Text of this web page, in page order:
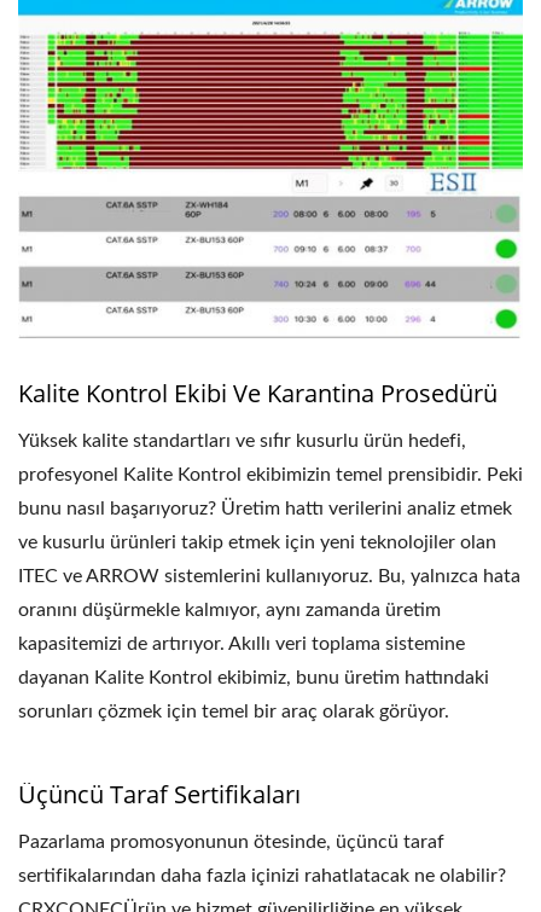
Kalite Kontrol Ekibi Ve Karantina Prosedürü
Yüksek kalite standartları ve sıfır kusurlu ürün hedefi,
profesyonel Kalite Kontrol ekibimizin temel prensibidir. Peki
bunu nasıl başarıyoruz? Üretim hattı verilerini analiz etmek
ve kusurlu ürünleri takip etmek için yeni teknolojiler olan
ITEC ve ARROW sistemlerini kullanıyoruz. Bu, yalnızca hata
oranını düşürmekle kalmıyor, aynı zamanda üretim
kapasitemizi de artırıyor. Akıllı veri toplama sistemine
dayanan Kalite Kontrol ekibimiz, bunu üretim hattındaki
sorunları çözmek için temel bir araç olarak görüyor.
Üçüncü Taraf Sertifikaları
Pazarlama promosyonunun ötesinde, üçüncü taraf
sertifikalarından daha fazla içinizi rahatlatacak ne olabilir?